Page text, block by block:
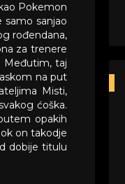
Pokemon
samo sanjao
rođendana,
za trenere
Međutim, taj
na put
Misti,
ćoška.
opakih
on takodje
dobije titulu